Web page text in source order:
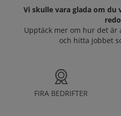
Vi skulle vara glada om du
Upptäck mer om hur det är
och hitta jobbet
FIRA BEDRIFTER